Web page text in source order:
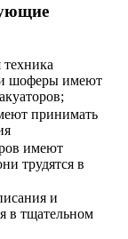
шоферы имеют
принимать
имеют
трудятся в
и
в тщательном